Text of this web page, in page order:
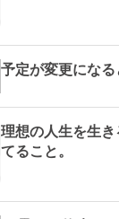
予定が変更にな
理想の人生を生
てること。